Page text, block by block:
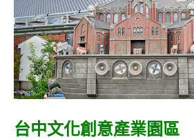
台中文化創意產業園區